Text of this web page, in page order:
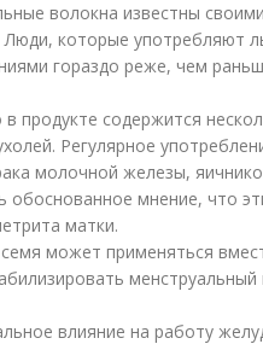
волокна известны
которые употребляют
гораздо реже, чем
продукте содержится
Регулярное
молочной железы,
обоснованное мнение, что
матки.
может применяться
влияние на работу